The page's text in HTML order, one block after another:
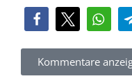
Kommentare